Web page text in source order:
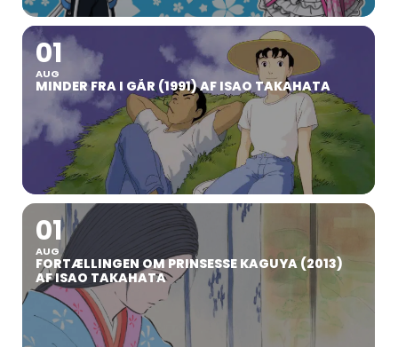
01
AUG
MINDER FRA I GÅR (1991) AF ISAO TAKAHATA
01
AUG
FORTÆLLINGEN OM PRINSESSE KAGUYA (2013)
AF ISAO TAKAHATA